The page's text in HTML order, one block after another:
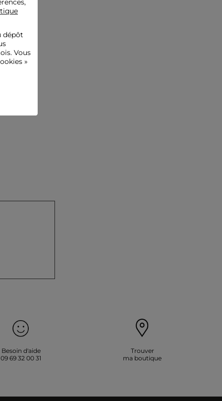
Référence : 32536311040880979 252-ROSCAR
Catégorie :
Couleur :
Besoin d'aide
09 69 32 00 31
Trouver
ma boutique
dépôt
Vous
»